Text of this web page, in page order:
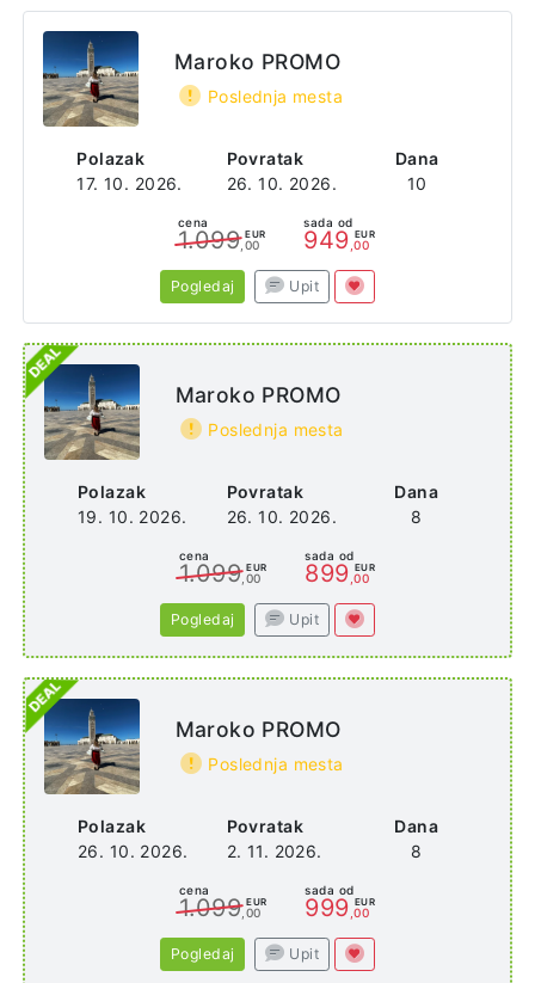
Polazak
17. 10. 2026.
Povratak
26. 10. 2026.
Dana
10
Maroko PROMO
Poslednja mesta
cena
1.099 EUR
,00
sada od
949 EUR
,00
Pogledaj Upit
Polazak
19. 10. 2026.
Povratak
26. 10. 2026.
Dana
8
Maroko PROMO
Poslednja mesta
cena
1.099 EUR
,00
sada od
899 EUR
,00
Pogledaj Upit
Polazak
26. 10. 2026.
Povratak
2. 11. 2026.
Dana
8
Maroko PROMO
Poslednja mesta
cena
1.099 EUR
,00
sada od
999 EUR
,00
Pogledaj Upit